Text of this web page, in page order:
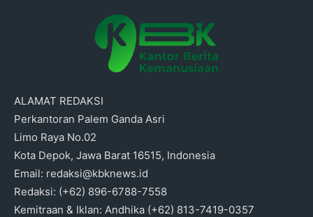
ALAMAT REDAKSI
Perkantoran Palem Ganda Asri
Limo Raya No.02
Kota Depok, Jawa Barat 16515, Indonesia
Email: redaksi@kbknews.id
Redaksi: (+62) 896-6788-7558
Kemitraan & Iklan: Andhika (+62) 813-7419-0357